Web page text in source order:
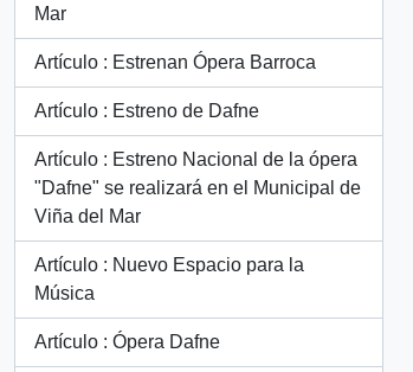
Mar
Artículo : Estrenan Ópera Barroca
Artículo : Estreno de Dafne
Artículo : Estreno Nacional de la ópera
"Dafne" se realizará en el Municipal de
Viña del Mar
Artículo : Nuevo Espacio para la
Música
Artículo : Ópera Dafne